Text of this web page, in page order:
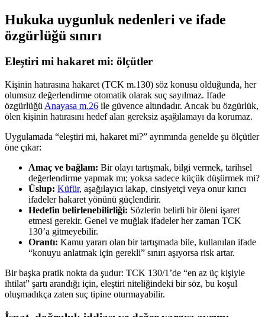
Hukuka uygunluk nedenleri ve ifade
özgürlüğü sınırı
Eleştiri mi hakaret mi: ölçütler
Kişinin hatırasına hakaret (TCK m.130) söz konusu olduğunda, her
olumsuz değerlendirme otomatik olarak suç sayılmaz. İfade
özgürlüğü Anayasa m.26 ile güvence altındadır. Ancak bu özgürlük,
ölen kişinin hatırasını hedef alan gereksiz aşağılamayı da korumaz.
Uygulamada “eleştiri mi, hakaret mi?” ayrımında genelde şu ölçütler
öne çıkar:
Amaç ve bağlam: Bir olayı tartışmak, bilgi vermek, tarihsel
değerlendirme yapmak mı; yoksa sadece küçük düşürmek mi?
Üslup: Küfür, aşağılayıcı lakap, cinsiyetçi veya onur kırıcı
ifadeler hakaret yönünü güçlendirir.
Hedefin belirlenebilirliği: Sözlerin belirli bir öleni işaret
etmesi gerekir. Genel ve muğlak ifadeler her zaman TCK
130’a gitmeyebilir.
Orantı: Kamu yararı olan bir tartışmada bile, kullanılan ifade
“konuyu anlatmak için gerekli” sınırı aşıyorsa risk artar.
Bir başka pratik nokta da şudur: TCK 130/1’de “en az üç kişiyle
ihtilat” şartı arandığı için, eleştiri niteliğindeki bir söz, bu koşul
oluşmadıkça zaten suç tipine oturmayabilir.